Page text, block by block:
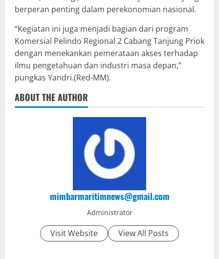
berperan penting dalam perekonomian nasional.
“Kegiatan ini juga menjadi bagian dari program
Komersial Pelindo Regional 2 Cabang Tanjung Priok
dengan menekankan pemerataan akses terhadap
ilmu pengetahuan dan industri masa depan,”
pungkas Yandri.(Red-MM).
ABOUT THE AUTHOR
mimbarmaritimnews@gmail.com
Administrator
Visit Website View All Posts